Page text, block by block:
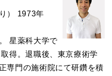
） 1973年
星薬科大学で
得。退職後、東京療術学
専門の施術院にて研鑽を積